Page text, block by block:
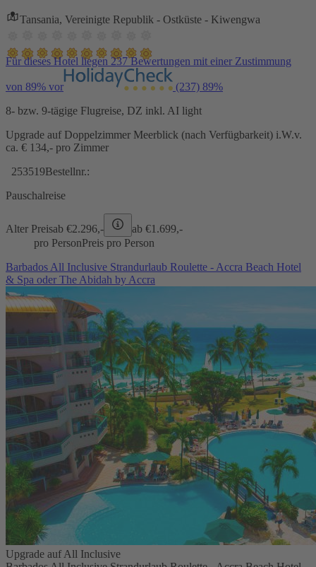
Tansania, Vereinigte Republik - Ostküste - Kiwengwa
Für dieses Hotel liegen 237 Bewertungen mit einer Zustimmung
von 89% vor (237) 89%
8- bzw. 9-tägige Flugreise, DZ inkl. AI light
Upgrade auf Doppelzimmer Meerblick (nach Verfügbarkeit) i.W.v.
ca. € 134,- pro Zimmer
253519Bestellnr.:
Pauschalreise
Alter Preisab €2.296,- ab €1.699,-
pro PersonPreis pro Person
Barbados All Inclusive Strandurlaub Roulette - Accra Beach Hotel
& Spa oder The Abidah by Accra
Upgrade auf All Inclusive